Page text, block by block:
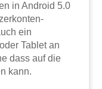
in Android 5.0
ein
Tablet an
dass auf die
kann.